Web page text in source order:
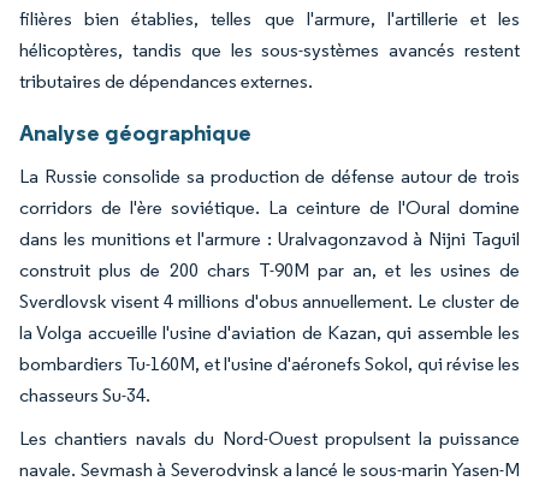
filières bien établies, telles que l'armure, l'artillerie et les
hélicoptères, tandis que les sous-systèmes avancés restent
tributaires de dépendances externes.
Analyse géographique
La Russie consolide sa production de défense autour de trois
corridors de l'ère soviétique. La ceinture de l'Oural domine
dans les munitions et l'armure : Uralvagonzavod à Nijni Taguil
construit plus de 200 chars T-90M par an, et les usines de
Sverdlovsk visent 4 millions d'obus annuellement. Le cluster de
la Volga accueille l'usine d'aviation de Kazan, qui assemble les
bombardiers Tu-160M, et l'usine d'aéronefs Sokol, qui révise les
chasseurs Su-34.
Les chantiers navals du Nord-Ouest propulsent la puissance
navale. Sevmash à Severodvinsk a lancé le sous-marin Yasen-M